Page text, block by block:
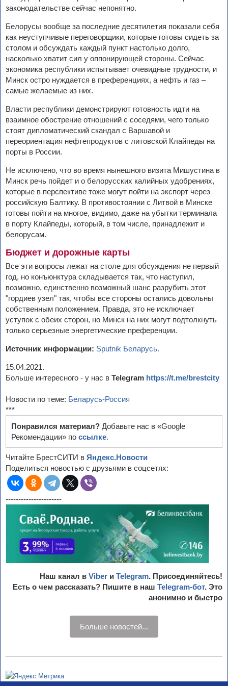
законодательстве сейчас непонятно.
Белорусы вообще за последние десятилетия показали себя
как неуступчивые переговорщики, которые готовы сидеть за
столом и обсуждать каждый пункт настолько долго,
насколько хватит сил у оппонирующей стороны. Сейчас
экономика республики испытывает очевидные трудности, и
Минск остро нуждается в преференциях, а нефть и газ –
самые желаемые из них.
Власти республики демонстрируют готовность идти на
взаимное обострение отношений с соседями, чего только
стоят дипломатический скандал с Варшавой и
переориентация нефтепродуктов с литовской Клайпеды на
порты в России.
Не исключено, что во время нынешного визита Мишустина в
Минск речь пойдет и о белорусских калийных удобрениях,
которые в перспективе тоже могут пойти на экспорт через
российскую Балтику. В противостоянии с Литвой в Минске
готовы пойти на многое, видимо, даже на убытки терминала
в порту Клайпеды, который, в том числе, принадлежит и
белорусам.
Бюджет и дорожные карты
Все эти вопросы лежат на столе для обсуждения не первый
год, но конъюнктура складывается так, что наступил,
возможно, единственно возможный шанс разрубить этот
"гордиев узел" так, чтобы все стороны остались довольны
собственным положением. Правда, это не исключает
уступок с обеих сторон, но Минск на них могут подтолкнуть
только серьезные энергетические преференции.
Источник информации: Sputnik Беларусь.
15.04.2021.
Больше интересного - у нас в Telegram https://t.me/brestcity
Новости по теме: Беларусь-Россия
***
Понравился материал? Добавьте нас в «Google
Рекомендации» по ссылке.
Читайте БрестСИТИ в Яндекс.Новости
Поделиться новостью с друзьями в соцсетях:
----------------------
Наш канал в Viber и Telegram. Присоединяйтесь!
Есть о чем рассказать? Пишите в наш Telegram-бот. Это
анонимно и быстро
Больше новостей...